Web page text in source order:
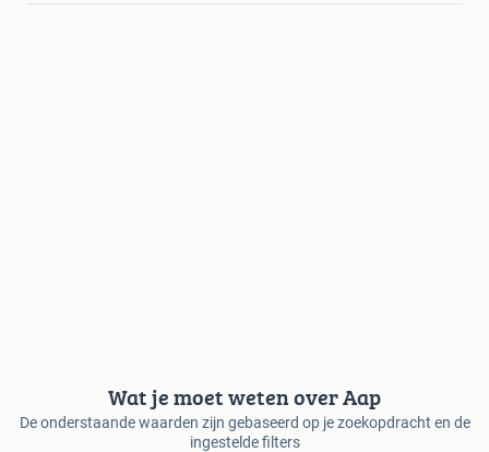
Wat je moet weten over Aap
De onderstaande waarden zijn gebaseerd op je zoekopdracht en de
ingestelde filters